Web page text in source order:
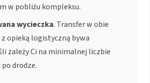
w pobliżu kompleksu.
wycieczka. Transfer w obie
opieką logistyczną bywa
zależy Ci na minimalnej liczbie
drodze.